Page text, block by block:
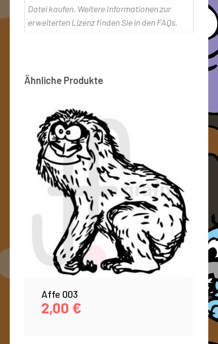
Datei kaufen. Weitere Informationen zur
erweiterten Lizenz finden Sie in den FAQs.
Ähnliche Produkte
Affe 003
2,00 €